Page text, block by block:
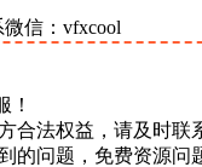
信：vfxcool
！
合法权益，请及时联
的问题，免费资源问